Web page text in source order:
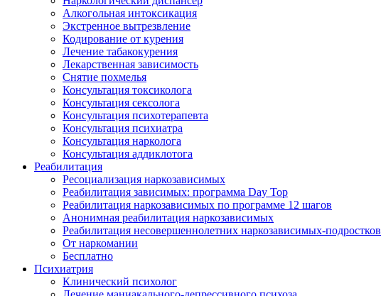
Алкогольная интоксикация
Экстренное вытрезвление
Кодирование от курения
Лечение табакокурения
Лекарственная зависимость
Снятие похмелья
Консультация токсиколога
Консультация сексолога
Консультация психотерапевта
Консультация психиатра
Консультация нарколога
Консультация аддиклотога
Реабилитация
Ресоциализация наркозависимых
Реабилитация зависимых: программа Day Top
Реабилитация наркозависимых по программе 12 шагов
Анонимная реабилитация наркозависимых
Реабилитация несовершеннолетних наркозависимых-подростков
От наркомании
Бесплатно
Психиатрия
Клинический психолог